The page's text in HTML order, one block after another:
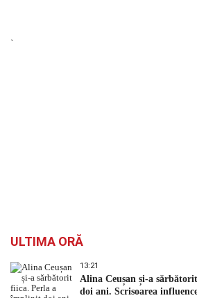
`
ULTIMA ORĂ
13:21
Alina Ceușan și-a
doi ani. Scrisoarea